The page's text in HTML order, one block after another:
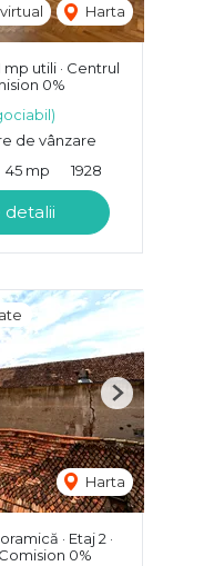
Harta
mp utili · Centrul
0%
de vânzare
45 mp 1928
detalii
Harta
Next
· Etaj 2 ·
0%